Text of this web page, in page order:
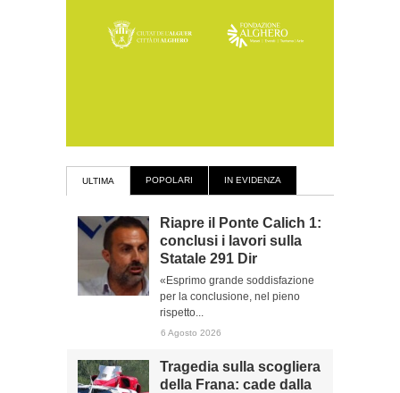
ULTIMA POPOLARI IN EVIDENZA
Riapre il Ponte Calich 1:
conclusi i lavori sulla
Statale 291 Dir
«Esprimo grande soddisfazione
per la conclusione, nel pieno
rispetto...
6 Agosto 2026
Tragedia sulla scogliera
della Frana: cade dalla